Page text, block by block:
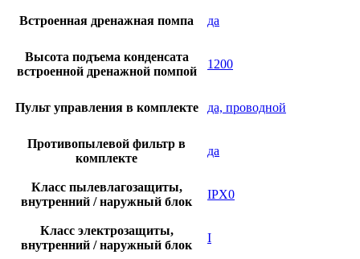
Встроенная дренажная помпа да
Высота подъема конденсата
встроенной дренажной помпой
1200
Пульт управления в комплекте да, проводной
Противопылевой фильтр в
комплекте
да
Класс пылевлагозащиты,
внутренний / наружный блок
IPX0
Класс электрозащиты,
внутренний / наружный блок
I